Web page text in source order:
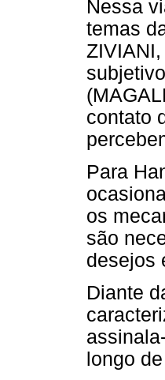
Nessa
temas
contato
Para
os
são
desejos
Diante
longo